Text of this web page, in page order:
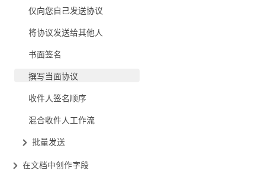
仅向您自己发送协议
将协议发送给其他人
书面签名
撰写当面协议
收件人签名顺序
混合收件人工作流
批量发送
在文档中创作字段